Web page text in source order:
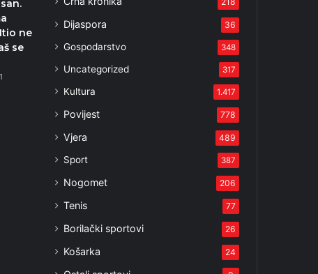
ne
se
Dijaspora 36
Gospodarstvo 348
Uncategorized 317
Kultura 1.417
Povijest 778
Vjera 489
Sport 387
Nogomet 206
Tenis 77
Borilački sportovi 26
Košarka 24